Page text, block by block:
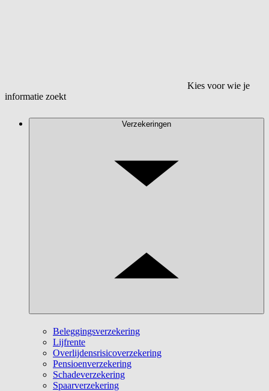
Kies voor wie je
informatie zoekt
Verzekeringen
Beleggingsverzekering
Lijfrente
Overlijdensrisicoverzekering
Pensioenverzekering
Schadeverzekering
Spaarverzekering